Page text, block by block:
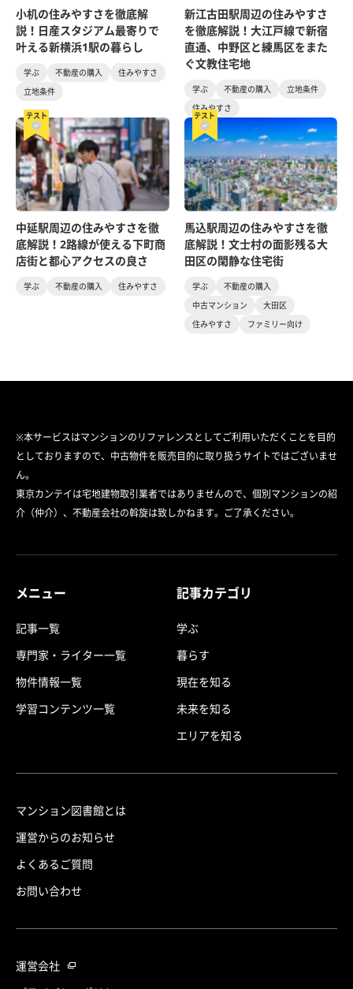
小机の住みやすさを徹底解
説！日産スタジアム最寄りで
叶える新横浜1駅の暮らし
学ぶ 不動産の購入
住みやすさ
立地条件
新江古田駅周辺の住みやすさ
を徹底解説！大江戸線で新宿
直通、中野区と練馬区をまた
ぐ文教住宅地
学ぶ 不動産の購入
立地条件
住みやすさ
テスト
中延駅周辺の住みやすさを徹
底解説！2路線が使える下町商
店街と都心アクセスの良さ
学ぶ 不動産の購入 住みやすさ
テスト
馬込駅周辺の住みやすさを徹
底解説！文士村の面影残る大
田区の閑静な住宅街
学ぶ
不動産の購入
中古マンション
大田区
住みやすさ
ファミリー向け
※本サービスはマンションのリファレンスとしてご利用いただくことを目的
としておりますので、中古物件を販売目的に取り扱うサイトではございませ
ん。
東京カンテイは宅地建物取引業者ではありませんので、個別マンションの紹
介（仲介）、不動産会社の斡旋は致しかねます。ご了承ください。
メニュー
記事一覧
専門家・ライター一覧
物件情報一覧
学習コンテンツ一覧
記事カテゴリ
学ぶ
暮らす
現在を知る
未来を知る
エリアを知る
マンション図書館とは
運営からのお知らせ
よくあるご質問
お問い合わせ
運営会社